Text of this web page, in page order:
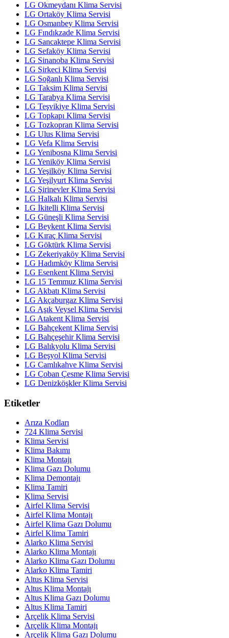
LG Okmeydanı Klima Servisi
LG Ortaköy Klima Servisi
LG Osmanbey Klima Servisi
LG Fındıkzade Klima Servisi
LG Sancaktepe Klima Servisi
LG Sefaköy Klima Servisi
LG Sinanoba Klima Servisi
LG Sirkeci Klima Servisi
LG Soğanlı Klima Servisi
LG Taksim Klima Servisi
LG Tarabya Klima Servisi
LG Teşvikiye Klima Servisi
LG Topkapı Klima Servisi
LG Tozkopran Klima Servisi
LG Ulus Klima Servisi
LG Vefa Klima Servisi
LG Yenibosna Klima Servisi
LG Yeniköy Klima Servisi
LG Yeşilköy Klima Servisi
LG Yeşilyurt Klima Servisi
LG Şirinevler Klima Servisi
LG Halkalı Klima Servisi
LG İkitelli Klima Servisi
LG Güneşli Klima Servisi
LG Beykent Klima Servisi
LG Kıraç Klima Servisi
LG Göktürk Klima Servisi
LG Zekeriyaköy Klima Servisi
LG Hadımköy Klima Servisi
LG Esenkent Klima Servisi
LG 15 Temmuz Klima Servisi
LG Akbatı Klima Servisi
LG Akçaburgaz Klima Servisi
LG Aşık Veysel Klima Servisi
LG Atakent Klima Servisi
LG Bahçekent Klima Servisi
LG Bahçeşehir Klima Servisi
LG Balıkyolu Klima Servisi
LG Beşyol Klima Servisi
LG Camlıkahve Klima Servisi
LG Çoban Çesme Klima Servisi
LG Denizköşkler Klima Servisi
Etiketler
Arıza Kodları
724 Klima Servisi
Klima Servisi
Klima Bakımı
Klima Montajı
Klima Gazı Dolumu
Klima Demontajı
Klima Tamiri
Klima Servisi
Airfel Klima Servisi
Airfel Klima Montajı
Airfel Klima Gazı Dolumu
Airfel Klima Tamiri
Alarko Klima Servisi
Alarko Klima Montajı
Alarko Klima Gazı Dolumu
Alarko Klima Tamiri
Altus Klima Servisi
Altus Klima Montajı
Altus Klima Gazı Dolumu
Altus Klima Tamiri
Arçelik Klima Servisi
Arçelik Klima Montajı
Arçelik Klima Gazı Dolumu